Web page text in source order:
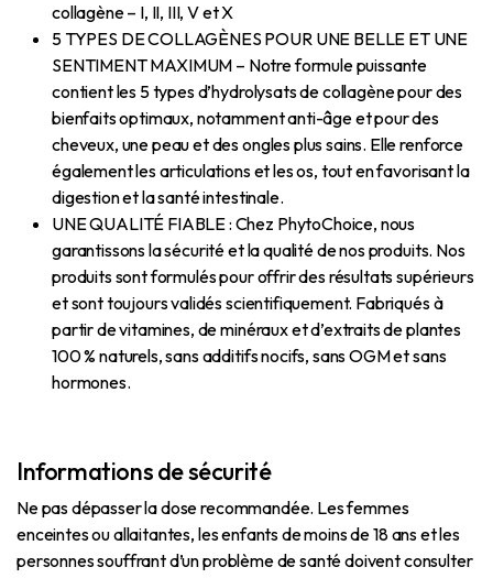
collagène – I, II, III, V et X
5 TYPES DE COLLAGÈNES POUR UNE BELLE ET UNE
SENTIMENT MAXIMUM – Notre formule puissante
contient les 5 types d’hydrolysats de collagène pour des
bienfaits optimaux, notamment anti-âge et pour des
cheveux, une peau et des ongles plus sains. Elle renforce
également les articulations et les os, tout en favorisant la
digestion et la santé intestinale.
UNE QUALITÉ FIABLE : Chez PhytoChoice, nous
garantissons la sécurité et la qualité de nos produits. Nos
produits sont formulés pour offrir des résultats supérieurs
et sont toujours validés scientifiquement. Fabriqués à
partir de vitamines, de minéraux et d’extraits de plantes
100 % naturels, sans additifs nocifs, sans OGM et sans
hormones.
Informations de sécurité
Ne pas dépasser la dose recommandée. Les femmes
enceintes ou allaitantes, les enfants de moins de 18 ans et les
personnes souffrant d’un problème de santé doivent consulter